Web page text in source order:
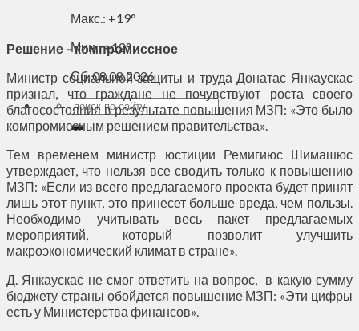
Макс.: +19°
Мин.:+12°
Сб, 08.08.2026
Решение – компромиссное
Министр социальной защиты и труда Донатас Янкаускас
признал, что граждане не почувствуют роста своего
благосостояния в результате повышения МЗП: «Это было
компромиссным решением правительства».
Тем временем министр юстиции Ремигиюс Шимашюс
утверждает, что нельзя все сводить только к повышению
МЗП: «Если из всего предлагаемого проекта будет принят
лишь этот пункт, это принесет больше вреда, чем пользы.
Необходимо учитывать весь пакет предлагаемых
мероприятий, который позволит улучшить
макроэкономический климат в стране».
Д. Янкаускас не смог ответить на вопрос, в какую сумму
бюджету страны обойдется повышение МЗП: «Эти цифры
есть у Министерства финансов».